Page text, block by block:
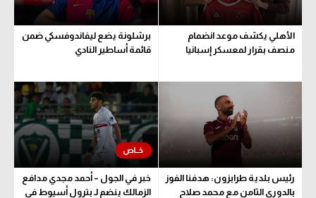
الأهلي يكشف موعد انضمام
منصف بقرار لمعسكر إسبانيا
برشلونة يضع ليفاندوفسكي ضمن
قائمة أساطير النادي
رئيس بلدية طرابزون: هدفنا الفوز
بالدوري الثامن مع محمد صلاح
خبر في الجول – أحمد مجدي مدافع
الزمالك ينضم لـ بترول أسيوط في